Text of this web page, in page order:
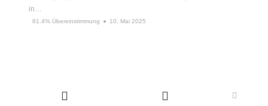
in…
81.4% Übereinstimmung 10. Mai 2025